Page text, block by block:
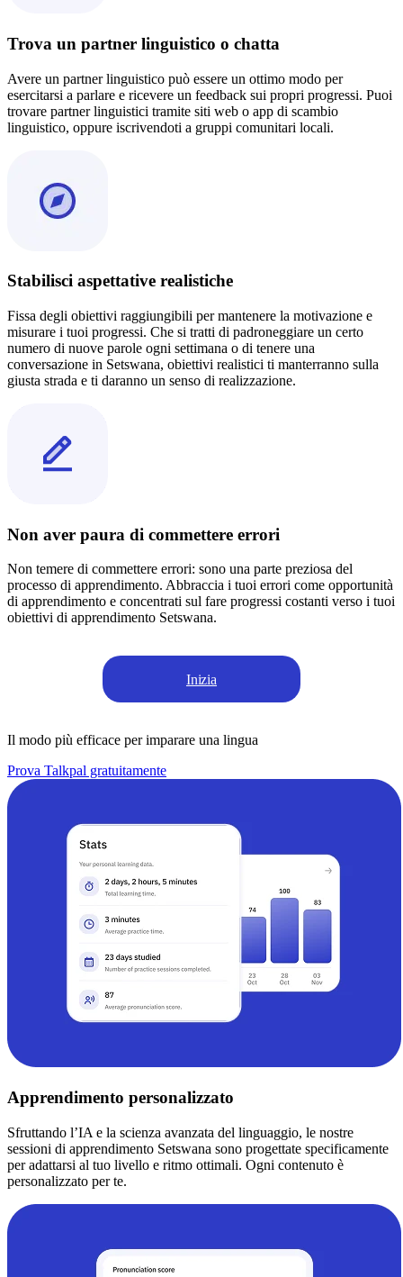
Trova un partner linguistico o chatta
Avere un partner linguistico può essere un ottimo modo per
esercitarsi a parlare e ricevere un feedback sui propri progressi. Puoi
trovare partner linguistici tramite siti web o app di scambio
linguistico, oppure iscrivendoti a gruppi comunitari locali.
Stabilisci aspettative realistiche
Fissa degli obiettivi raggiungibili per mantenere la motivazione e
misurare i tuoi progressi. Che si tratti di padroneggiare un certo
numero di nuove parole ogni settimana o di tenere una
conversazione in Setswana, obiettivi realistici ti manterranno sulla
giusta strada e ti daranno un senso di realizzazione.
Non aver paura di commettere errori
Non temere di commettere errori: sono una parte preziosa del
processo di apprendimento. Abbraccia i tuoi errori come opportunità
di apprendimento e concentrati sul fare progressi costanti verso i tuoi
obiettivi di apprendimento Setswana.
Inizia
Il modo più efficace per imparare una lingua
Prova Talkpal gratuitamente
Apprendimento personalizzato
Sfruttando l’IA e la scienza avanzata del linguaggio, le nostre
sessioni di apprendimento Setswana sono progettate specificamente
per adattarsi al tuo livello e ritmo ottimali. Ogni contenuto è
personalizzato per te.